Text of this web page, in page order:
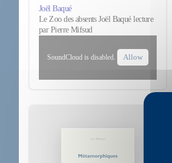
Joël Baqué
Le Zoo des absents Joël Baqué lecture
par Pierre Mifsud
SoundCloud is disabled. Allow